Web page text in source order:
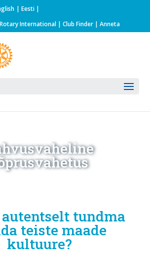
Eesti
Rotary International | Club Finder | Anneta
autentselt tundma
teiste maade
kultuure?